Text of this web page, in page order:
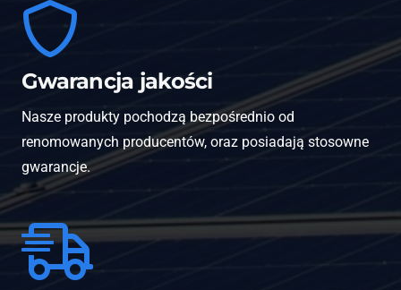
Gwarancja jakości
Nasze produkty pochodzą bezpośrednio od
renomowanych producentów, oraz posiadają stosowne
gwarancje.